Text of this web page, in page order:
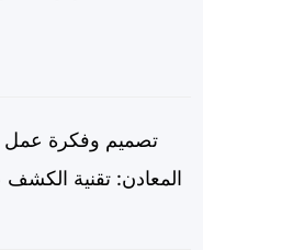
تصميم وفكرة
المعادن: تقنية